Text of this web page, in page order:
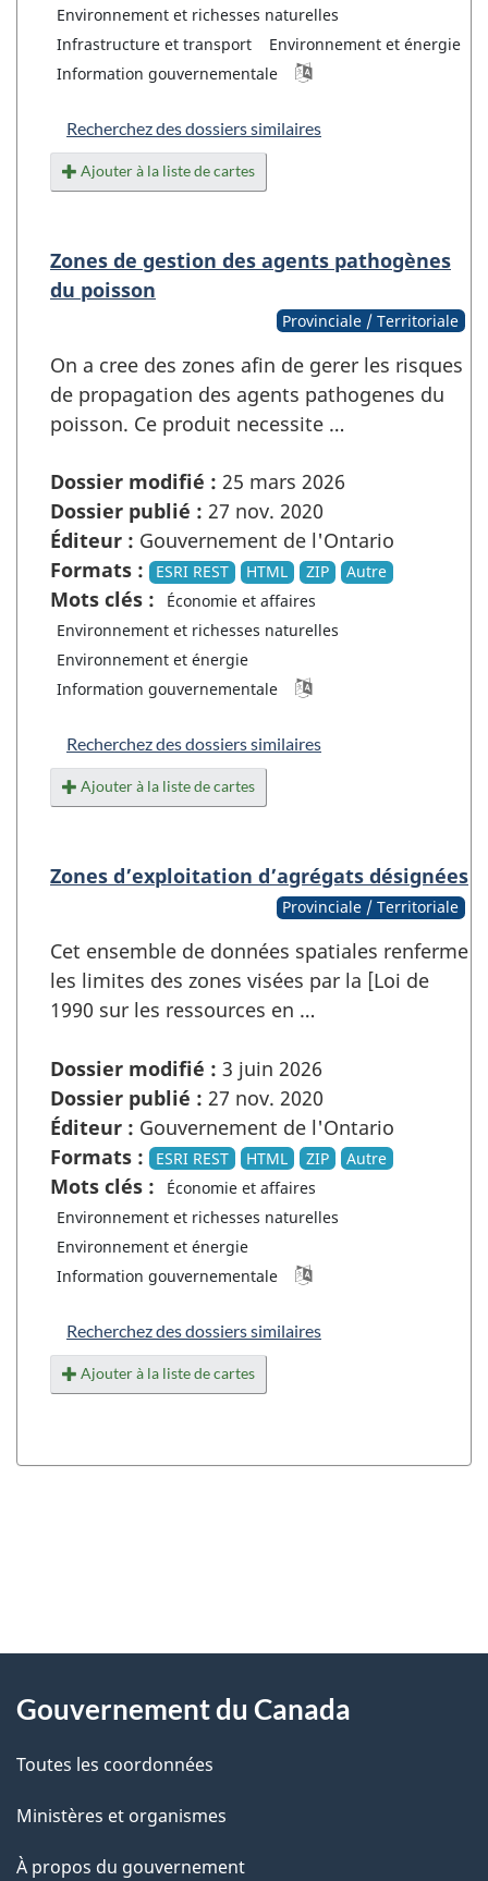
Environnement et richesses naturelles
Infrastructure et transport
Environnement et énergie
Information gouvernementale
Recherchez des dossiers similaires
Ajouter à la liste de cartes
Zones de gestion des agents pathogènes
du poisson
Provinciale / Territoriale
On a cree des zones afin de gerer les risques
de propagation des agents pathogenes du
poisson. Ce produit necessite …
Dossier modifié : 25 mars 2026
Dossier publié : 27 nov. 2020
Éditeur : Gouvernement de l'Ontario
Formats :
ESRI REST HTML ZIP Autre
Mots clés :
Économie et affaires
Environnement et richesses naturelles
Environnement et énergie
Information gouvernementale
Recherchez des dossiers similaires
Ajouter à la liste de cartes
Zones d’exploitation d’agrégats désignées
Provinciale / Territoriale
Cet ensemble de données spatiales renferme
les limites des zones visées par la [Loi de
1990 sur les ressources en …
Dossier modifié : 3 juin 2026
Dossier publié : 27 nov. 2020
Éditeur : Gouvernement de l'Ontario
Formats :
ESRI REST HTML ZIP Autre
Mots clés :
Économie et affaires
Environnement et richesses naturelles
Environnement et énergie
Information gouvernementale
Recherchez des dossiers similaires
Ajouter à la liste de cartes
D
t
a
l
s
propos
ce
site
Gouvernement du Canada
Toutes les coordonnées
Ministères et organismes
À propos du gouvernement